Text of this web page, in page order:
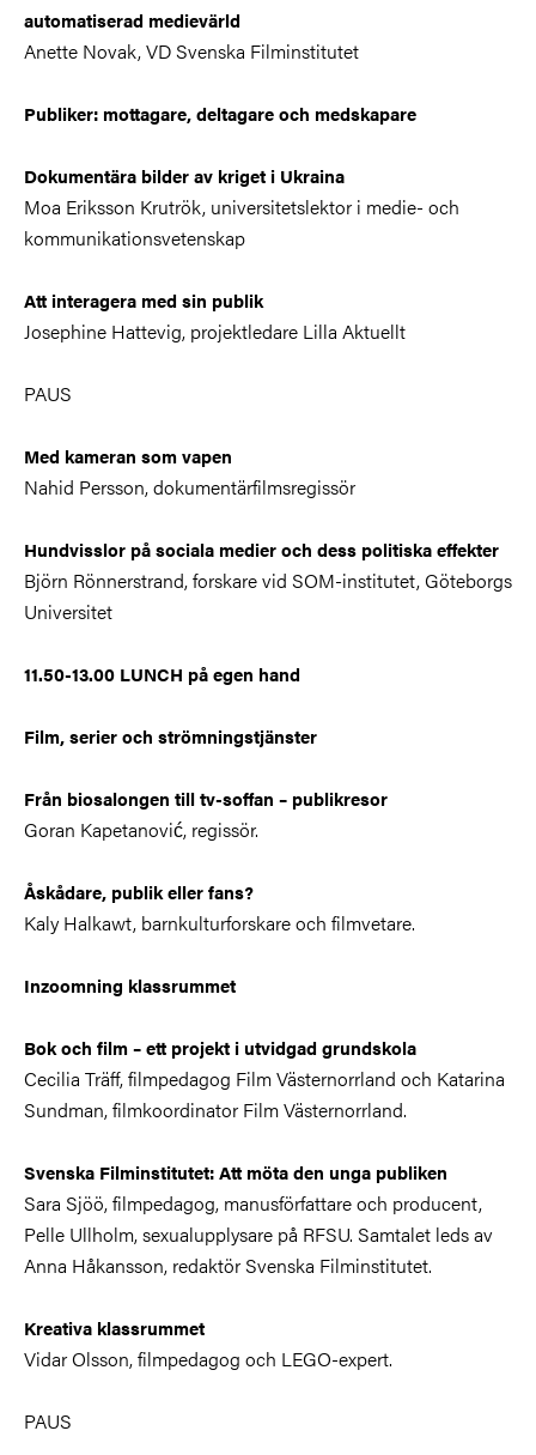
automatiserad medievärld
Anette Novak, VD Svenska Filminstitutet
Publiker: mottagare, deltagare och medskapare
Dokumentära bilder av kriget i Ukraina
Moa Eriksson Krutrök, universitetslektor i medie- och
kommunikationsvetenskap
Att interagera med sin publik
Josephine Hattevig, projektledare Lilla Aktuellt
PAUS
Med kameran som vapen
Nahid Persson, dokumentärfilmsregissör
Hundvisslor på sociala medier och dess politiska effekter
Björn Rönnerstrand, forskare vid SOM-institutet, Göteborgs
Universitet
11.50-13.00 LUNCH på egen hand
Film, serier och strömningstjänster
Från biosalongen till tv-soffan – publikresor
Goran Kapetanović, regissör.
Åskådare, publik eller fans?
Kaly Halkawt, barnkulturforskare och filmvetare.
Inzoomning klassrummet
Bok och film – ett projekt i utvidgad grundskola
Cecilia Träff, filmpedagog Film Västernorrland och Katarina
Sundman, filmkoordinator Film Västernorrland.
Svenska Filminstitutet: Att möta den unga publiken
Sara Sjöö, filmpedagog, manusförfattare och producent,
Pelle Ullholm, sexualupplysare på RFSU. Samtalet leds av
Anna Håkansson, redaktör Svenska Filminstitutet.
Kreativa klassrummet
Vidar Olsson, filmpedagog och LEGO-expert.
PAUS